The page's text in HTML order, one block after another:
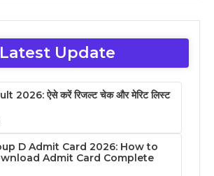
Latest Update
2026: ऐसे करें रिजल्ट चेक और मेरिट लिस्ट
D Admit Card 2026: How to
Admit Card Complete